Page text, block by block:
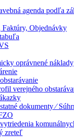
agenda podľa
Faktúry, Objednávky
oprávnené náklady
verejného
dokumenty ⁄
zreteľ